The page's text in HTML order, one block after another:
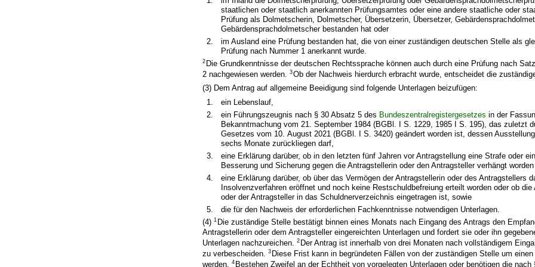
staatlichen oder staatlich anerkannten Prüfungsamtes oder eine andere staatliche oder
Prüfung als Dolmetscherin, Dolmetscher, Übersetzerin, Übersetzer,
Gebärdensprachdolmetscher bestanden hat oder
2.
im Ausland eine Prüfung bestanden hat, die von einer zuständigen deutschen Stelle als
Prüfung nach Nummer 1 anerkannt wurde.
2 Die Grundkenntnisse der deutschen Rechtssprache können auch durch eine Prüfung nach
2 nachgewiesen werden.3Ob der Nachweis hierdurch erbracht wurde, entscheidet die
(3) Dem Antrag auf allgemeine Beeidigung sind folgende Unterlagen beizufügen:
1.
ein Lebenslauf,
2.
ein Führungszeugnis nach § 30 Absatz 5 des Bundeszentralregistergesetzes in der
Bekanntmachung vom 21. September 1984 (BGBl. I S. 1229, 1985 I S. 195), das zuletzt
Gesetzes vom 10. August 2021 (BGBl. I S. 3420) geändert worden ist, dessen
sechs Monate zurückliegen darf,
3.
eine Erklärung darüber, ob in den letzten fünf Jahren vor Antragstellung eine Strafe oder
Besserung und Sicherung gegen die Antragstellerin oder den Antragsteller verhängt
4.
eine Erklärung darüber, ob über das Vermögen der Antragstellerin oder des Antragstellers
Insolvenzverfahren eröffnet und noch keine Restschuldbefreiung erteilt worden oder ob die
oder der Antragsteller in das Schuldnerverzeichnis eingetragen ist, sowie
5.
die für den Nachweis der erforderlichen Fachkenntnisse notwendigen Unterlagen.
(4)1 Die zuständige Stelle bestätigt binnen eines Monats nach Eingang des Antrags den
Antragstellerin oder dem Antragsteller eingereichten Unterlagen und fordert sie oder ihn
Unterlagen nachzureichen.2 Der Antrag ist innerhalb von drei Monaten nach vollständigem
zu verbescheiden.3 Diese Frist kann in begründeten Fällen von der zuständigen Stelle um
werden.4 Bestehen Zweifel an der Echtheit von vorgelegten Unterlagen oder benötigen die nach